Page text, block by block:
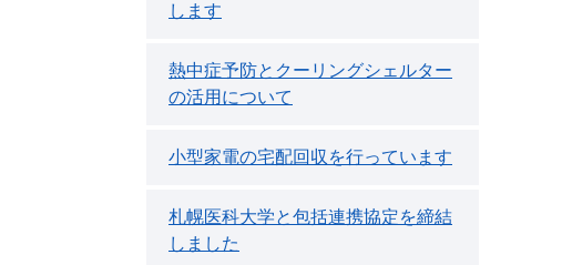
します
熱中症予防とクーリングシェルター
の活用について
小型家電の宅配回収を行っています
札幌医科大学と包括連携協定を締結
しました